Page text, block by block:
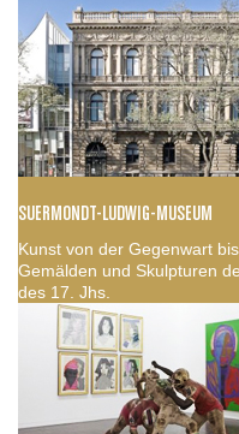
SUERMONDT-LUDWIG-MUSEUM
Kunst von der Gegenwart
Gemälden und Skulpturen
des 17. Jhs.